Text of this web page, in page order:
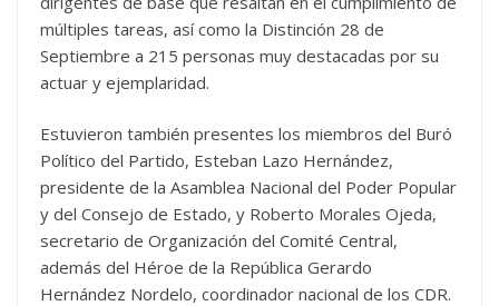
múltiples tareas, así como la Distinción 28 de
Septiembre a 215 personas muy destacadas por su
actuar y ejemplaridad.
Estuvieron también presentes los miembros del Buró
Político del Partido, Esteban Lazo Hernández,
presidente de la Asamblea Nacional del Poder Popular
y del Consejo de Estado, y Roberto Morales Ojeda,
secretario de Organización del Comité Central,
además del Héroe de la República Gerardo
Hernández Nordelo, coordinador nacional de los CDR.